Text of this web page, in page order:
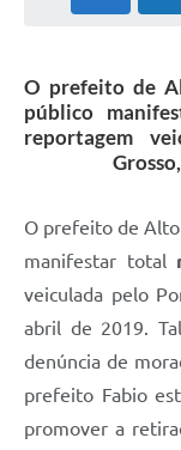
O prefeito de
público
reportagem
O prefeito de Alto
manifestar total
veiculada pelo
abril de 2019.
denúncia de
prefeito Fabio
promover a